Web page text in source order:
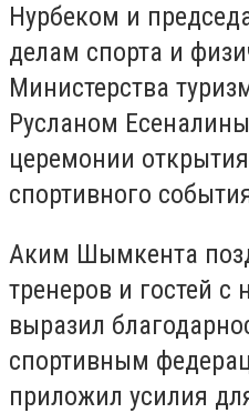
Нурбеком и
делам спорта и
Министерства
Русланом
церемонии
спортивного
Аким Шымкента
тренеров и гостей
выразил
спортивным
приложил усилия